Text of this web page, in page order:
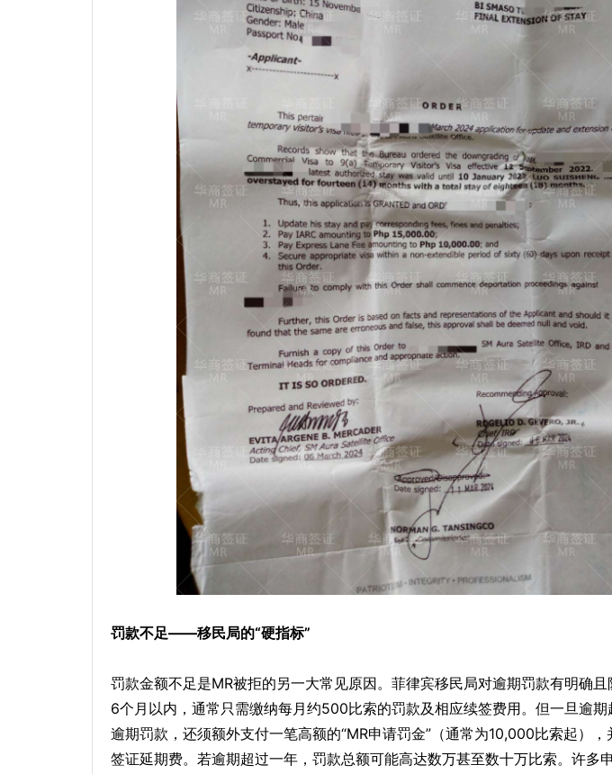
罚款不足——移民局的“硬指标”
罚款金额不足是MR被拒的另一大常见原因。菲律宾移民局对逾期罚款有明确
6个月以内，通常只需缴纳每月约500比索的罚款及相应续签费用。但一旦逾
逾期罚款，还须额外支付一笔高额的“MR申请罚金”（通常为10,000比索起）
签证延期费。若逾期超过一年，罚款总额可能高达数万甚至数十万比索。许多